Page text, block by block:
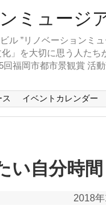
ル ”リノベーションミ
」を大切に思う人た
福岡市都市景観賞 活
イベントカレンダー
い自分時
2018